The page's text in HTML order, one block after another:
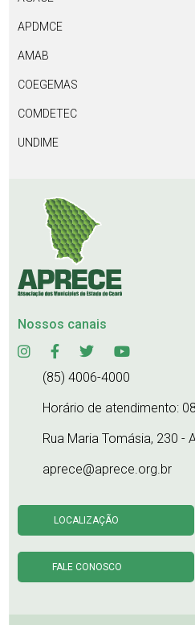
APDMCE
AMAB
COEGEMAS
COMDETEC
UNDIME
Nossos canais
(85) 4006-4000
Horário de atendimento:
Rua Maria Tomásia, 230 -
aprece@aprece.org.br
LOCALIZAÇÃO
FALE CONOSCO